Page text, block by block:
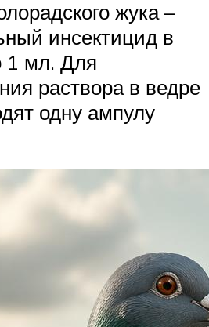
жука –
инсектицид в
1 мл. Для
раствора в ведре
одну ампулу